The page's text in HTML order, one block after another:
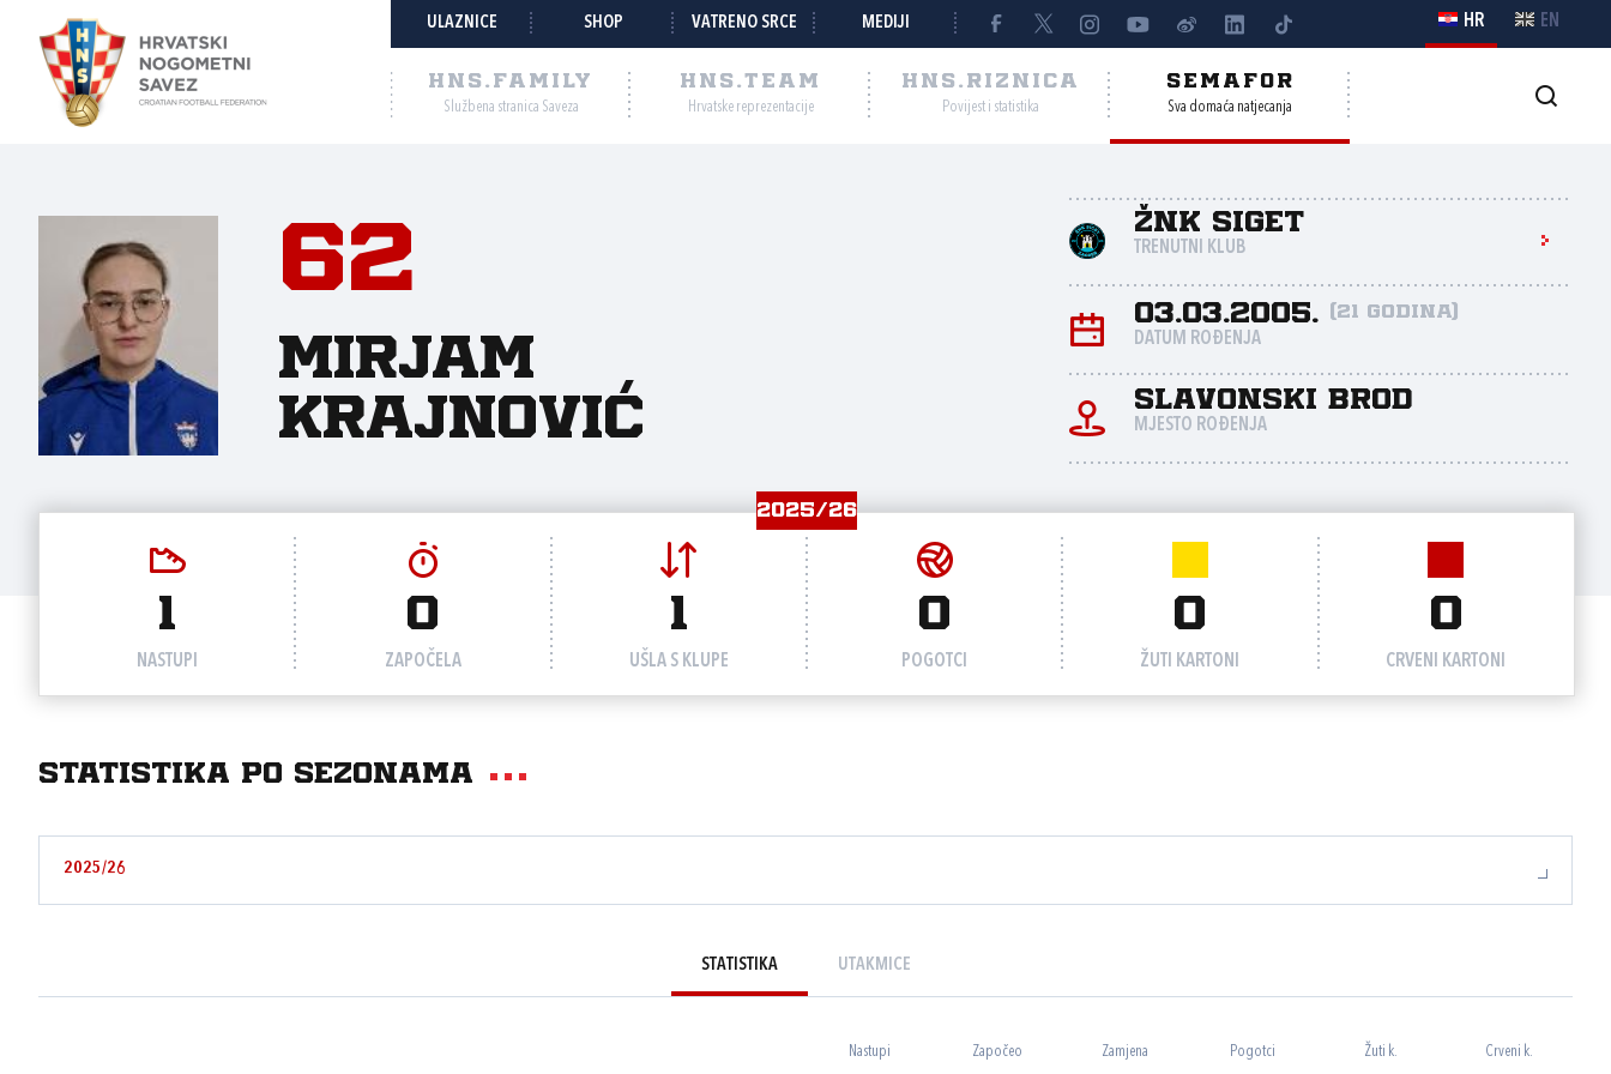
ULAZNICE SHOP VATRENO SRCE MEDIJI HR EN
HNS.FAMILY
Službena stranica Saveza
HNS.TEAM
Hrvatske reprezentacije
HNS.RIZNICA
Povijest i statistika
SEMAFOR
Sva domaća natjecanja
62
Mirjam
Krajnović
ŽNK Siget
TRENUTNI KLUB
03.03.2005. (21 godina)
DATUM ROĐENJA
Slavonski Brod
MJESTO ROĐENJA
2025/26
1
NASTUPI
0
ZAPOČELA
1
UŠLA S KLUPE
0
POGOTCI
0
ŽUTI KARTONI
0
CRVENI KARTONI
Statistika po sezonama
2025/26
STATISTIKA UTAKMICE
Nastupi Započeo Zamjena Pogotci Žuti k. Crveni k.